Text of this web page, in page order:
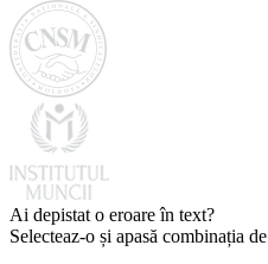
Ai depistat o eroare în text?
Selecteaz-o și apasă combinația